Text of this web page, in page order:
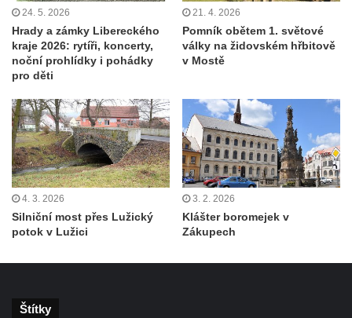
24. 5. 2026
Hrady a zámky Libereckého
kraje 2026: rytíři, koncerty,
noční prohlídky i pohádky
pro děti
21. 4. 2026
Pomník obětem 1. světové
války na židovském hřbitově
v Mostě
4. 3. 2026
Silniční most přes Lužický
potok v Lužici
3. 2. 2026
Klášter boromejek v
Zákupech
Štítky